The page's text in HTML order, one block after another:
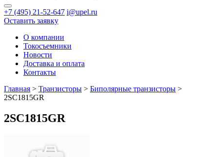
+7 (495) 21-52-647 i@upel.ru
Оставить заявку
О компании
Токосъемники
Новости
Доставка и оплата
Контакты
Главная > Транзисторы > Биполярные транзисторы >
2SC1815GR
2SC1815GR